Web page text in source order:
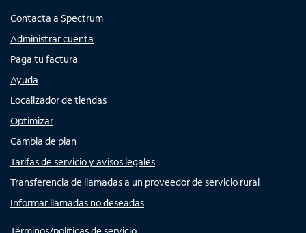
Contacta a Spectrum
Administrar cuenta
Paga tu factura
Ayuda
Localizador de tiendas
Optimizar
Cambia de plan
Tarifas de servicio y avisos legales
Transferencia de llamadas a un proveedor de servicio rural
Informar llamadas no deseadas